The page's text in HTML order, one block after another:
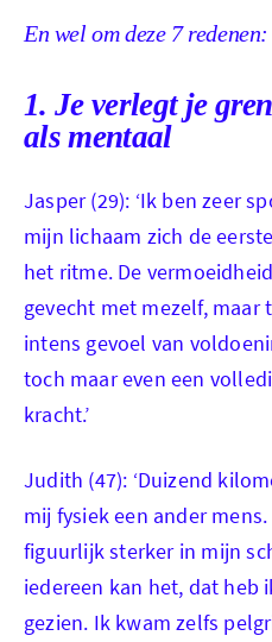
En wel om deze 7 redenen:
Compostela
1. Je verlegt je
als mentaal
Jasper (29): ‘Ik ben zeer
mijn lichaam zich de
het ritme. De
gevecht met mezelf, maar
intens gevoel van
toch maar even een
kracht.’
Judith (47): ‘Duizend
mij fysiek een ander
figuurlijk sterker in mijn
iedereen kan het, dat heb
gezien. Ik kwam zelfs